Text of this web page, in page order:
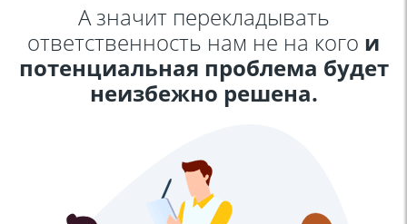
А значит перекладывать
ответственность нам не на кого и
потенциальная проблема будет
неизбежно решена.